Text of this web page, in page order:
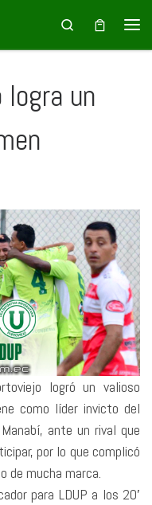
Search
un
logró un valioso
como líder invicto del
ante un rival que
por lo que complicó
de mucha marca.
para LDUP a los 20′